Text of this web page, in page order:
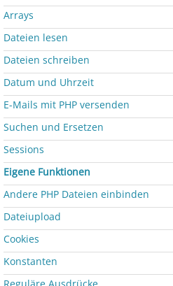
Arrays
Dateien lesen
Dateien schreiben
Datum und Uhrzeit
E-Mails mit PHP versenden
Suchen und Ersetzen
Sessions
Eigene Funktionen
Andere PHP Dateien einbinden
Dateiupload
Cookies
Konstanten